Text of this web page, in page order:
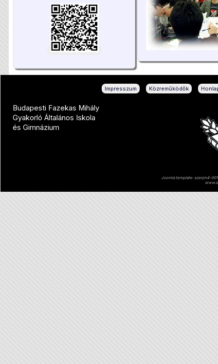
Impresszum Közreműködők
Budapesti Fazekas Mihály
Gyakorló Általános Iskola
és Gimnázium
Joomla template: szsnjm4-